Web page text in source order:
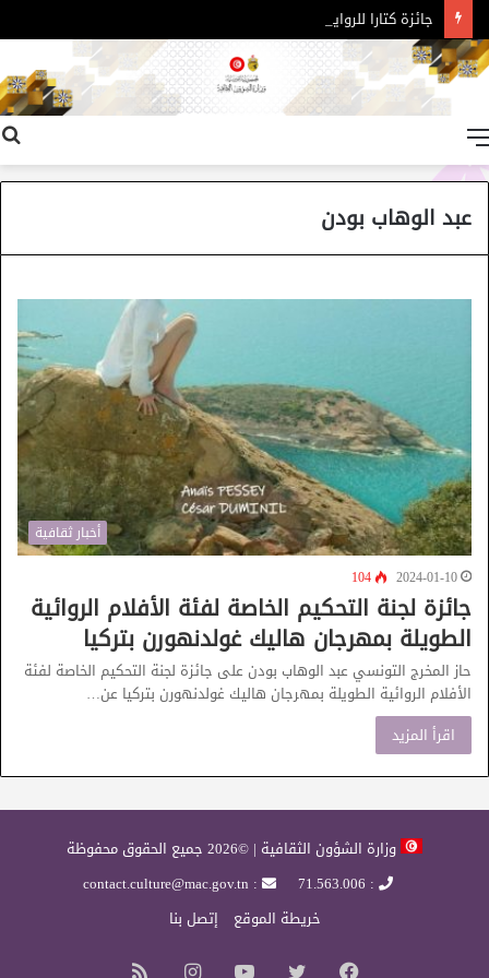
جائزة كتارا للرواية العربية – الدورة 11
عبد الوهاب بودن
أخبار ثقافية
2024-01-10
104
جائزة لجنة التحكيم الخاصة لفئة الأفلام الروائية
الطويلة بمهرجان هاليك غولدنهورن بتركيا
حاز المخرج التونسي عبد الوهاب بودن على جائزة لجنة التحكيم الخاصة لفئة
الأفلام الروائية الطويلة بمهرجان هاليك غولدنهورن بتركيا عن…
اقرأ المزيد
وزارة الشؤون الثقافية | ©2026 جميع الحقوق محفوظة
: 71.563.006
: contact.culture@mac.gov.tn
خريطة الموقع
إتصل بنا